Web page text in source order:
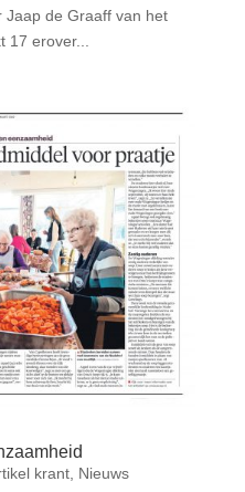
Jaap de Graaff van het
erover...
krant, Nieuws